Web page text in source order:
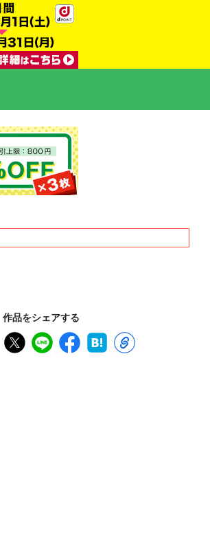
作品をシェアする